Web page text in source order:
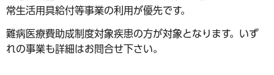
常生活用具給付等事業の利用が優先です。
難病医療費助成制度対象疾患の方が対象となります。いず
れの事業も詳細はお問合せ下さい。